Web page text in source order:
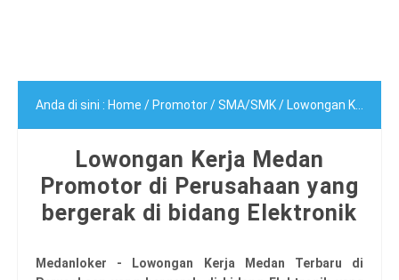
Anda di sini : Home / Promotor/SMA/SMK/ Lowongan Kerja Medan Promotor di Perusahaan yang bergerak di bidang Elektronik
Lowongan Kerja Medan
Promotor di Perusahaan yang
bergerak di bidang Elektronik
Medanloker - Lowongan Kerja Medan Terbaru di